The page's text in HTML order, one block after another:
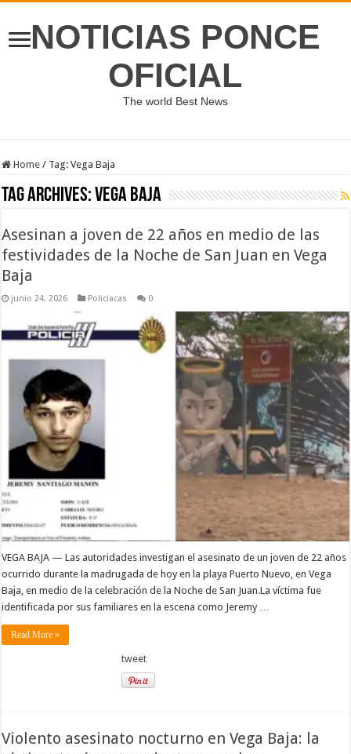
NOTICIAS PONCE
OFICIAL
The world Best News
Home / Tag:Vega Baja
Tag Archives:Vega Baja
Asesinan a joven de 22 años en medio de las
festividades de la Noche de San Juan en Vega
Baja
junio 24, 2026 Policiacas 0
VEGA BAJA — Las autoridades investigan el asesinato de un joven de 22 años
ocurrido durante la madrugada de hoy en la playa Puerto Nuevo, en Vega
Baja, en medio de la celebración de la Noche de San Juan.La víctima fue
identificada por sus familiares en la escena como Jeremy …
Read More »
tweet
Violento asesinato nocturno en Vega Baja: la